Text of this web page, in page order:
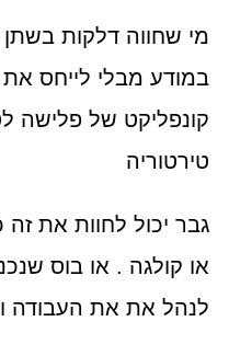
מי שחווה דלקות
במודע מבלי לייחס
קונפליקט של פלישה
טירטוריה
גבר יכול לחוות את
או קולגה . או בוס
לנהל את את העבודה